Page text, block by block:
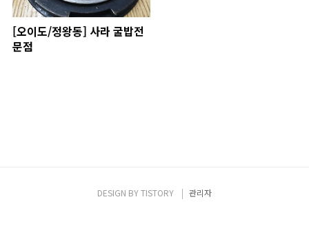
[오이도/정왕동] 사라 굴밥전
문점
DESIGN BYTISTORY 관리자